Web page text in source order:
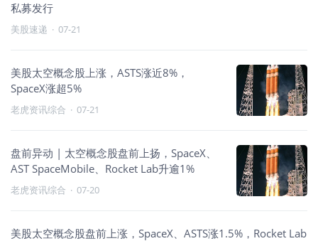
私募发行
美股速递 · 07-21
美股太空概念股上涨，ASTS涨近8%，
SpaceX涨超5%
老虎资讯综合 · 07-21
盘前异动 | 太空概念股盘前上扬，SpaceX、
AST SpaceMobile、Rocket Lab升逾1%
老虎资讯综合 · 07-20
美股太空概念股盘前上涨，SpaceX、ASTS涨1.5%，Rocket Lab